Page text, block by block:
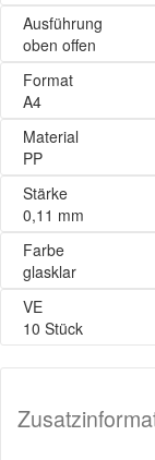
Ausführung
oben offen
Format
A4
Material
PP
Stärke
0,11 mm
Farbe
glasklar
VE
10 Stück